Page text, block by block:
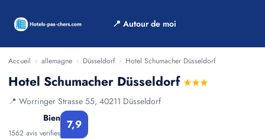
📍 Autour de moi
Accueil › allemagne › Düsseldorf › Hotel Schumacher Düsseldorf
Hotel Schumacher Düsseldorf ★★★
📍 Worringer Strasse 55, 40211 Düsseldorf
Bien
1562 avis verifies
7,9